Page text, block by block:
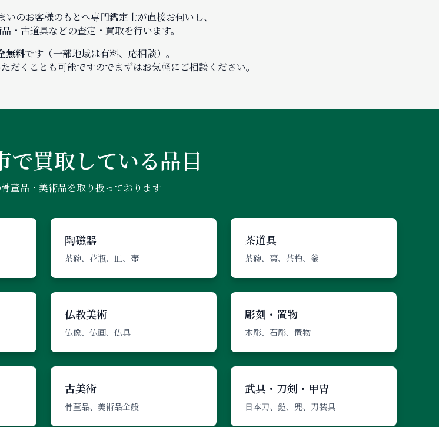
いのお客様のもとへ専門鑑定士が直接お伺いし、
・古道具などの査定・買取を行います。
無料です（一部地域は有料、応相談）。
だくことも可能ですのでまずはお気軽にご相談ください。
で買取している品目
董品・美術品を取り扱っております
陶磁器
茶碗、花瓶、皿、壺
茶道具
茶碗、棗、茶杓、釜
仏教美術
仏像、仏画、仏具
彫刻・置物
木彫、石彫、置物
古美術
骨董品、美術品全般
武具・刀剣・甲冑
日本刀、鎧、兜、刀装具